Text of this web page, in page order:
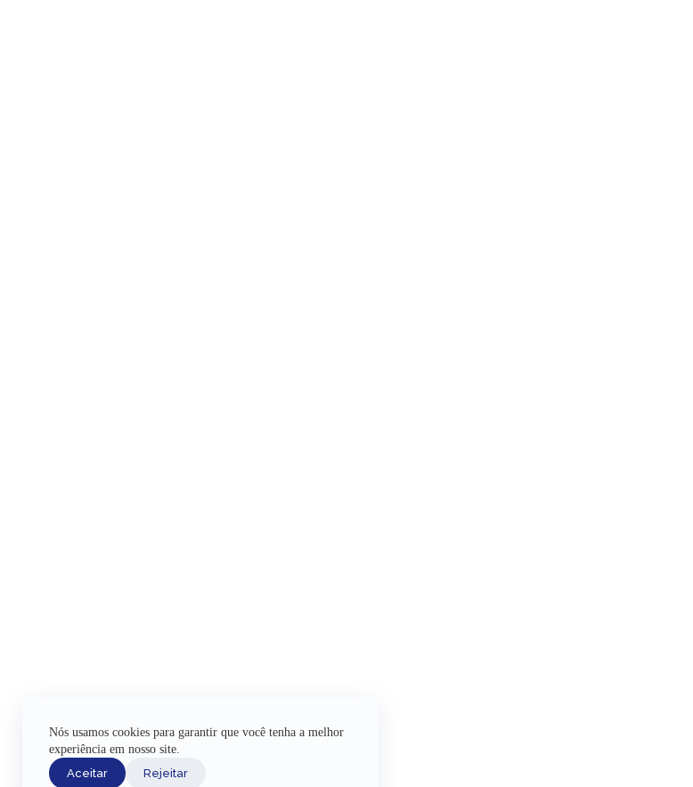
Nós usamos cookies para garantir que você tenha a melhor
experiência em nosso site.
Aceitar
Rejeitar